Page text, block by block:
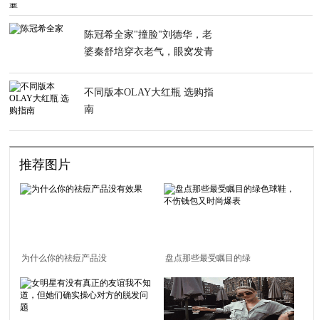
陈冠希全家"撞脸"刘德华，老
婆秦舒培穿衣老气，眼窝发青
不同版本OLAY大红瓶 选购指
南
推荐图片
为什么你的祛痘产品没
有效果
盘点那些最受瞩目的绿
色球鞋，不伤钱包又时
尚爆表